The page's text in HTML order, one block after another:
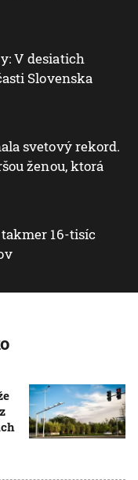
V desiatich
Slovenska
svetový rekord.
ženou, ktorá
16-tisíc